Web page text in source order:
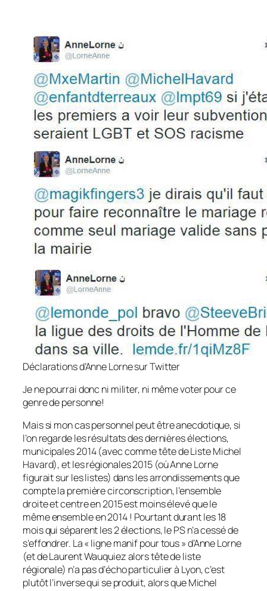
Déclarations d’Anne Lorne sur Twitter
Je ne pourrai donc ni militer, ni même voter pour ce
genre de personne!
Mais si mon cas personnel peut être anecdotique, si
l’on regarde les résultats des dernières élections,
municipales 2014(avec comme tête de Liste Michel
Havard), et les régionales 2015 (où Anne Lorne
figurait sur les listes) dans les arrondissements que
compte la première circonscription, l’ensemble
droite et centre en 2015 est moins élevé que le
même ensemble en 2014 ! Pourtant durant les 18
mois qui séparent les 2 élections, le PS n’a cessé de
s’effondrer. La« ligne manif pour tous »d’Anne Lorne
(et de Laurent Wauquiez alors tête de liste
régionale) n’a pas d’écho particulier à Lyon, c’est
plutôt l’inverse qui se produit, alors que Michel